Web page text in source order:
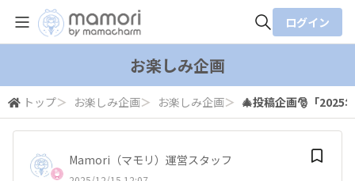
検索
ログイン
お楽しみ企画
トップ＞ お楽しみ企画＞ お楽しみ企画＞ 🎄投稿企画🎅「2025
Mamori（マモリ）運営スタッフ